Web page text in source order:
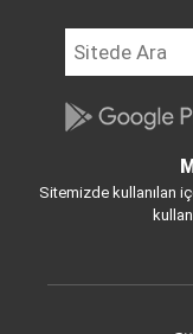
Sitemizde kullanılan